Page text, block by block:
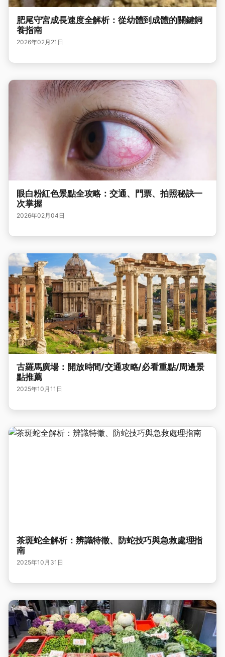
肥尾守宮成長速度全解析：從幼體到成體的關鍵飼
養指南
2026年02月21日
眼白粉紅色景點全攻略：交通、門票、拍照秘訣一
次掌握
2026年02月04日
古羅馬廣場：開放時間/交通攻略/必看重點/周邊景
點推薦
2025年10月11日
茶斑蛇全解析：辨識特徵、防蛇技巧與急救處理指
南
2025年10月31日